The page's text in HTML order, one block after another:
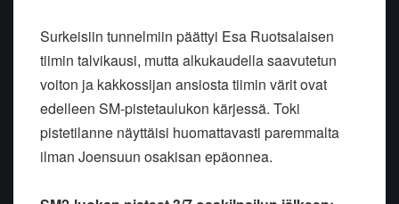
Surkeisiin tunnelmiin päättyi Esa Ruotsalaisen
tiimin talvikausi, mutta alkukaudella saavutetun
voiton ja kakkossijan ansiosta tiimin värit ovat
edelleen SM-pistetaulukon kärjessä. Toki
pistetilanne näyttäisi huomattavasti paremmalta
ilman Joensuun osakisan epäonnea.